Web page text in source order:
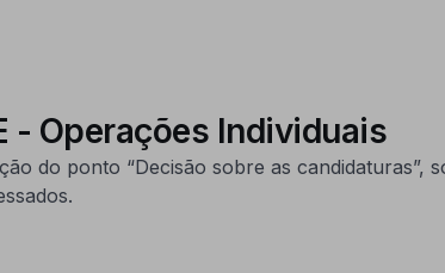
- Operações Individuais
do ponto “Decisão sobre as candidaturas”,